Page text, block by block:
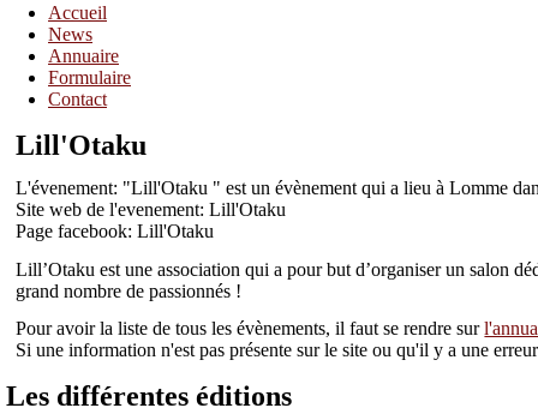
Accueil
News
Annuaire
Formulaire
Contact
Lill'Otaku
L'évenement: "Lill'Otaku " est un évènement qui a lieu à Lomme
Site web de l'evenement: Lill'Otaku
Page facebook: Lill'Otaku
Lill’Otaku est une association qui a pour but d’organiser un salon
grand nombre de passionnés !
Pour avoir la liste de tous les évènements, il faut se rendre sur
Si une information n'est pas présente sur le site ou qu'il y a une
Les différentes éditions